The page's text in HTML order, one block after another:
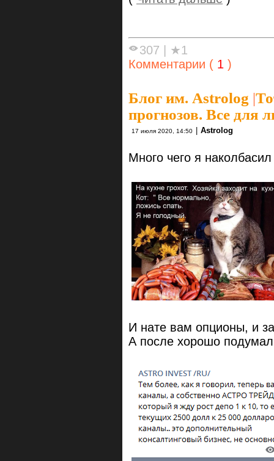
307 | ★1
Комментарии ( 1 )
Блог им. Astrolog |
прогнозов. Все для
17 июля 2020, 14:50 | Astrolog
Много чего я
И нате вам опционы, и
А после хорошо